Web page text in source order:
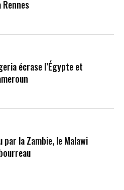
écrase l’Égypte et
la Zambie, le Malawi